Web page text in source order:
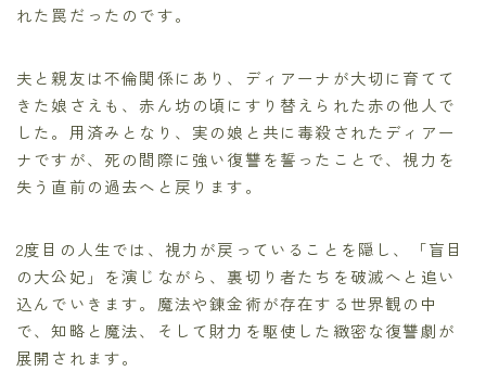
れた罠だったのです。
夫と親友は不倫関係にあり、ディアーナが大切に育てて
きた娘さえも、赤ん坊の頃にすり替えられた赤の他人で
した。用済みとなり、実の娘と共に毒殺されたディアー
ナですが、死の間際に強い復讐を誓ったことで、視力を
失う直前の過去へと戻ります。
2度目の人生では、視力が戻っていることを隠し、「盲目
の大公妃」を演じながら、裏切り者たちを破滅へと追い
込んでいきます。魔法や錬金術が存在する世界観の中
で、知略と魔法、そして財力を駆使した緻密な復讐劇が
展開されます。